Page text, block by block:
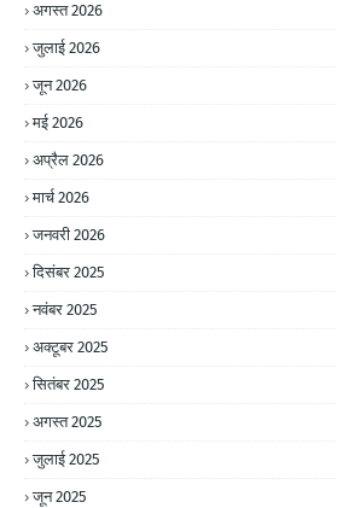
अगस्त 2026
जुलाई 2026
जून 2026
मई 2026
अप्रैल 2026
मार्च 2026
जनवरी 2026
दिसंबर 2025
नवंबर 2025
अक्टूबर 2025
सितंबर 2025
अगस्त 2025
जुलाई 2025
जून 2025